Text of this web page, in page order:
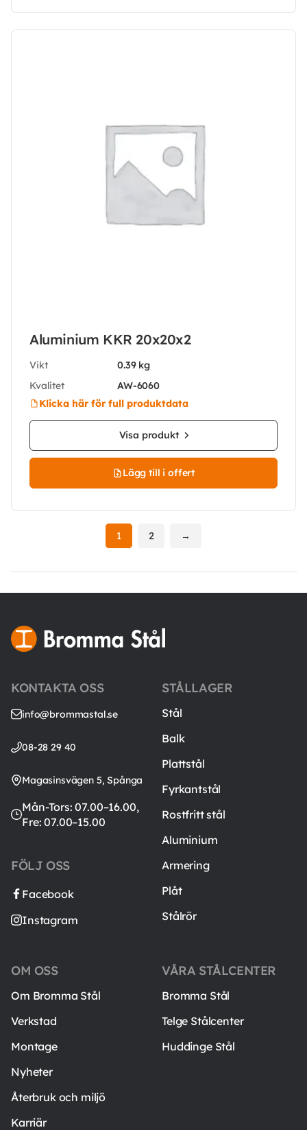
Aluminium KKR 20x20x2
Vikt
0.39 kg
Kvalitet
AW-6060
Klicka här för full produktdata
Visa produkt
Lägg till i offert
1 2 →
KONTAKTA OSS
info@brommastal.se
08-28 29 40
Magasinsvägen 5, Spånga
Mån-Tors: 07.00–16.00,
Fre: 07.00–15.00
FÖLJ OSS
Facebook
Instagram
STÅLLAGER
Stål
Balk
Plattstål
Fyrkantstål
Rostfritt stål
Aluminium
Armering
Plåt
Stålrör
VÅRA STÅLCENTER
Bromma Stål
Telge Stålcenter
Huddinge Stål
OM OSS
Om Bromma Stål
Verkstad
Montage
Nyheter
Återbruk och miljö
Karriär